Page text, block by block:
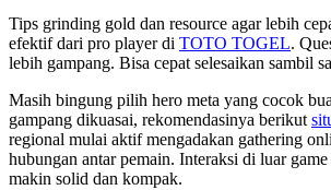
Tips grinding gold dan resource agar lebih
efektif dari pro player di TOTO TOGEL.
lebih gampang. Bisa cepat selesaikan sambil
Masih bingung pilih hero meta yang cocok
gampang dikuasai, rekomendasinya berikut
regional mulai aktif mengadakan gathering
hubungan antar pemain. Interaksi di luar
makin solid dan kompak.